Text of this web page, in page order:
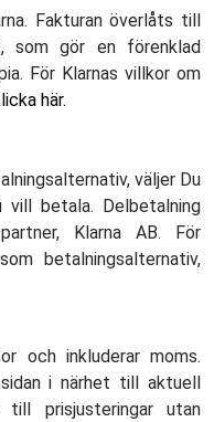
Fakturan överlåts till
som gör en förenklad
För Klarnas villkor om
här.
väljer Du
vill betala. Delbetalning
Klarna AB. För
betalningsalternativ,
och inkluderar moms.
i närhet till aktuell
till prisjusteringar utan